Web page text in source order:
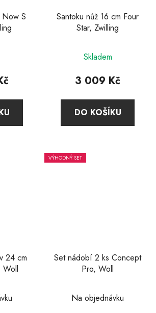
Now S
Santoku nůž 16 cm Four
Star, Zwilling
hodnocení
produktu
5,0
z
Skladem
3 009 Kč
DO KOŠÍKU
24 cm
Woll
VÝHODNÝ SET
Set nádobí 2 ks Concept
Pro, Woll
Na objednávku